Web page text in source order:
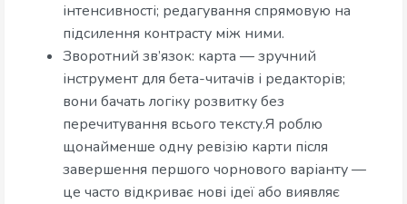
інтенсивності; редагування спрямовую на
підсилення контрасту між ними.
Зворотний зв’язок: карта — зручний
інструмент для бета-читачів і редакторів;
вони бачать логіку розвитку без
перечитування всього тексту.Я роблю
щонайменше одну ревізію карти після
завершення першого чорнового варіанту —
це часто відкриває нові ідеї або виявляє